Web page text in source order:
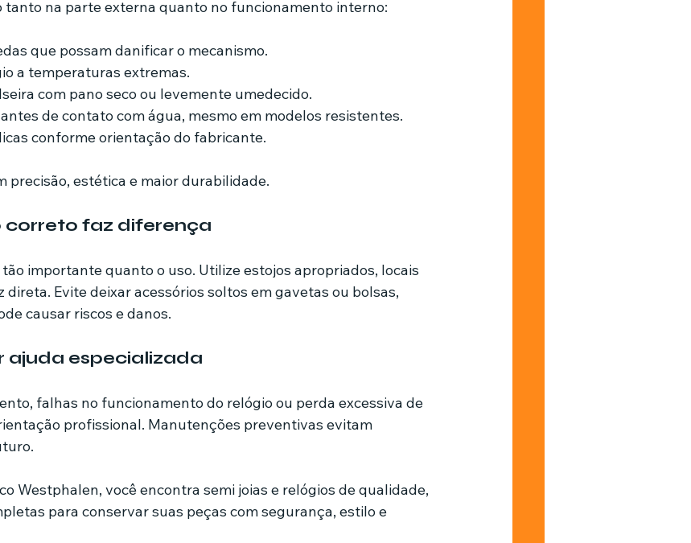
tanto na parte externa quanto no funcionamento interno:
que possam danificar o mecanismo.
a temperaturas extremas.
com pano seco ou levemente umedecido.
de contato com água, mesmo em modelos resistentes.
conforme orientação do fabricante.
precisão, estética e maior durabilidade.
faz diferença
importante quanto o uso. Utilize estojos apropriados, locais
direta. Evite deixar acessórios soltos em gavetas ou bolsas,
causar riscos e danos.
ajuda especializada
falhas no funcionamento do relógio ou perda excessiva de
profissional. Manutenções preventivas evitam
Westphalen, você encontra semi joias e relógios de qualidade,
para conservar suas peças com segurança, estilo e